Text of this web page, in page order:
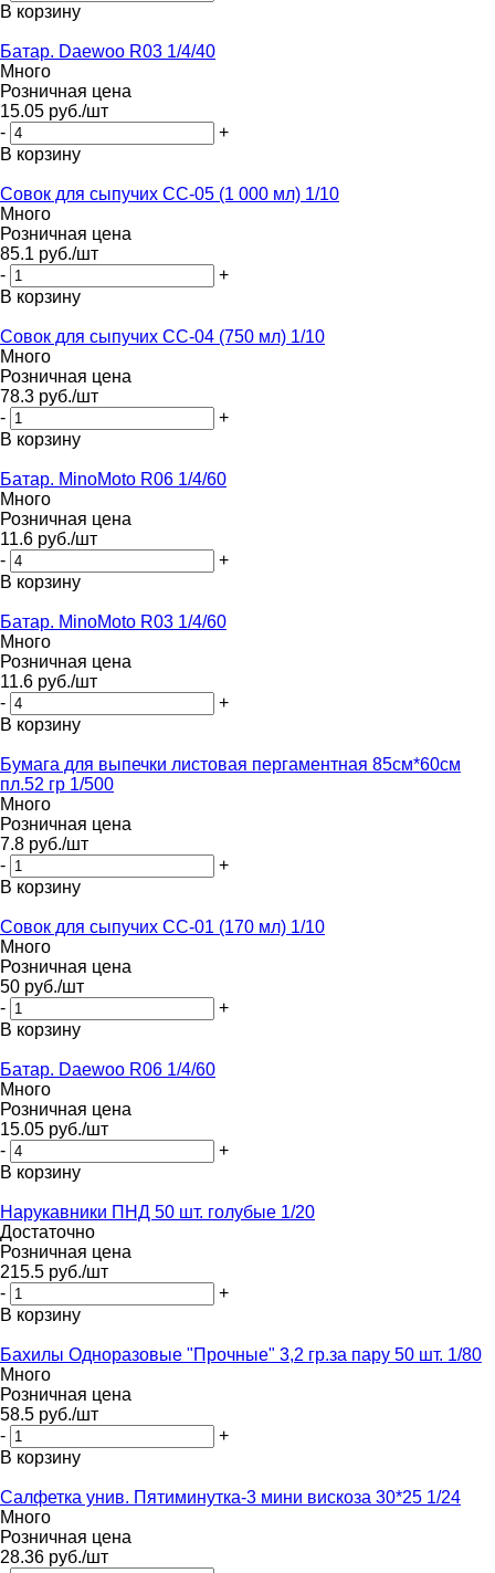
В корзину
Батар. Daewoo R03 1/4/40
Много
Розничная цена
15.05 руб./шт
-
+
В корзину
Совок для сыпучих СС-05 (1 000 мл) 1/10
Много
Розничная цена
85.1 руб./шт
-
+
В корзину
Совок для сыпучих СС-04 (750 мл) 1/10
Много
Розничная цена
78.3 руб./шт
-
+
В корзину
Батар. MinoMoto R06 1/4/60
Много
Розничная цена
11.6 руб./шт
-
+
В корзину
Батар. MinoMoto R03 1/4/60
Много
Розничная цена
11.6 руб./шт
-
+
В корзину
Бумага для выпечки листовая пергаментная 85см*60см
пл.52 гр 1/500
Много
Розничная цена
7.8 руб./шт
-
+
В корзину
Совок для сыпучих СС-01 (170 мл) 1/10
Много
Розничная цена
50 руб./шт
-
+
В корзину
Батар. Daewoo R06 1/4/60
Много
Розничная цена
15.05 руб./шт
-
+
В корзину
Нарукавники ПНД 50 шт. голубые 1/20
Достаточно
Розничная цена
215.5 руб./шт
-
+
В корзину
Бахилы Одноразовые "Прочные" 3,2 гр.за пару 50 шт. 1/80
Много
Розничная цена
58.5 руб./шт
-
+
В корзину
Салфетка унив. Пятиминутка-3 мини вискоза 30*25 1/24
Много
Розничная цена
28.36 руб./шт